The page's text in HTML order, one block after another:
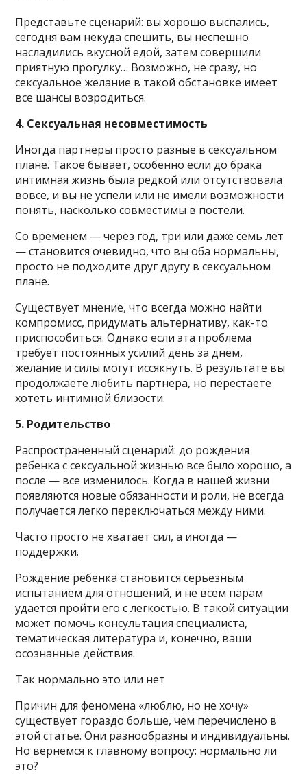
Представьте сценарий: вы хорошо выспались,
сегодня вам некуда спешить, вы неспешно
насладились вкусной едой, затем совершили
приятную прогулку… Возможно, не сразу, но
сексуальное желание в такой обстановке имеет
все шансы возродиться.
4. Сексуальная несовместимость
Иногда партнеры просто разные в сексуальном
плане. Такое бывает, особенно если до брака
интимная жизнь была редкой или отсутствовала
вовсе, и вы не успели или не имели возможности
понять, насколько совместимы в постели.
Со временем — через год, три или даже семь лет
— становится очевидно, что вы оба нормальны,
просто не подходите друг другу в сексуальном
плане.
Существует мнение, что всегда можно найти
компромисс, придумать альтернативу, как-то
приспособиться. Однако если эта проблема
требует постоянных усилий день за днем,
желание и силы могут иссякнуть. В результате вы
продолжаете любить партнера, но перестаете
хотеть интимной близости.
5. Родительство
Распространенный сценарий: до рождения
ребенка с сексуальной жизнью все было хорошо, а
после — все изменилось. Когда в нашей жизни
появляются новые обязанности и роли, не всегда
получается легко переключаться между ними.
Часто просто не хватает сил, а иногда —
поддержки.
Рождение ребенка становится серьезным
испытанием для отношений, и не всем парам
удается пройти его с легкостью. В такой ситуации
может помочь консультация специалиста,
тематическая литература и, конечно, ваши
осознанные действия.
Так нормально это или нет
Причин для феномена «люблю, но не хочу»
существует гораздо больше, чем перечислено в
этой статье. Они разнообразны и индивидуальны.
Но вернемся к главному вопросу: нормально ли
это?